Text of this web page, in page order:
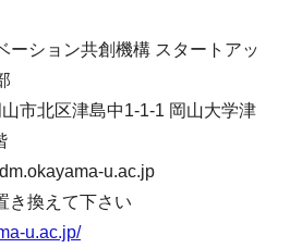
ション共創機構 スタートアッ
市北区津島中1-1-1 岡山大学津
u.ac.jp
えて下さい
u.ac.jp/